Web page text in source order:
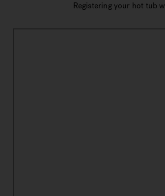
Registering your hot tub